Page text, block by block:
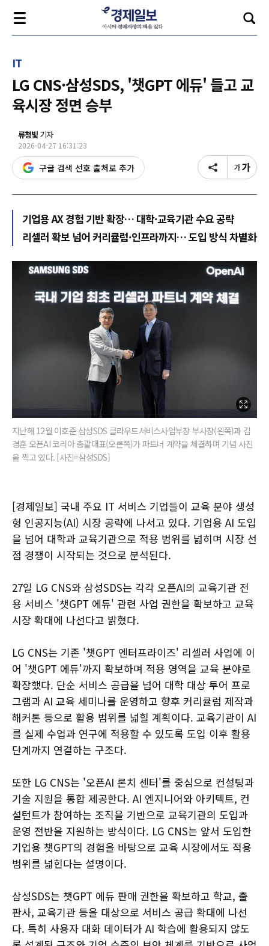
IT
LG CNS·삼성SDS, '챗GPT 에듀' 들고 교
육시장 정면 승부
류청빛 기자
2026-04-27 16:31:23
구글 검색 선호 출처로 추가
기업용 AX 경험 기반 확장… 대학·교육기관 수요 공략
리셀러 확보 넘어 커리큘럼·인프라까지… 도입 방식 차별화
지난해 12월 이호준 삼성SDS 클라우드서비스사업부장 부사장(왼쪽)과 김
경훈 오픈AI 코리아 총괄대표(오른쪽)가 파트너 계약을 체결하며 기념 사진
을 찍고 있다. [사진=삼성SDS]
[경제일보] 국내 주요 IT 서비스 기업들이 교육 분야 생성
형 인공지능(AI) 시장 공략에 나서고 있다. 기업용 AI 도입
을 넘어 대학과 교육기관으로 적용 범위를 넓히며 시장 선
점 경쟁이 시작되는 것으로 분석된다.
27일 LG CNS와 삼성SDS는 각각 오픈AI의 교육기관 전
용 서비스 '챗GPT 에듀' 관련 사업 권한을 확보하고 교육
시장 확대에 나선다고 밝혔다.
LG CNS는 기존 '챗GPT 엔터프라이즈' 리셀러 사업에 이
어 '챗GPT 에듀'까지 확보하며 적용 영역을 교육 분야로
확장했다. 단순 서비스 공급을 넘어 대학 대상 투어 프로
그램과 AI 교육 세미나를 운영하고 향후 커리큘럼 제작과
해커톤 등으로 활용 범위를 넓힐 계획이다. 교육기관이 AI
를 실제 수업과 연구에 적용할 수 있도록 도입 이후 활용
단계까지 연결하는 구조다.
또한 LG CNS는 '오픈AI 론치 센터'를 중심으로 컨설팅과
기술 지원을 통합 제공한다. AI 엔지니어와 아키텍트, 컨
설턴트가 참여하는 조직을 기반으로 교육기관의 도입과
운영 전반을 지원하는 방식이다. LG CNS는 앞서 도입한
기업용 챗GPT의 경험을 바탕으로 교육 시장에서도 적용
범위를 넓힌다는 설명이다.
삼성SDS는 챗GPT 에듀 판매 권한을 확보하고 학교, 출
판사, 교육기관 등을 대상으로 서비스 공급 확대에 나선
다. 특히 사용자 대화 데이터가 AI 학습에 활용되지 않도